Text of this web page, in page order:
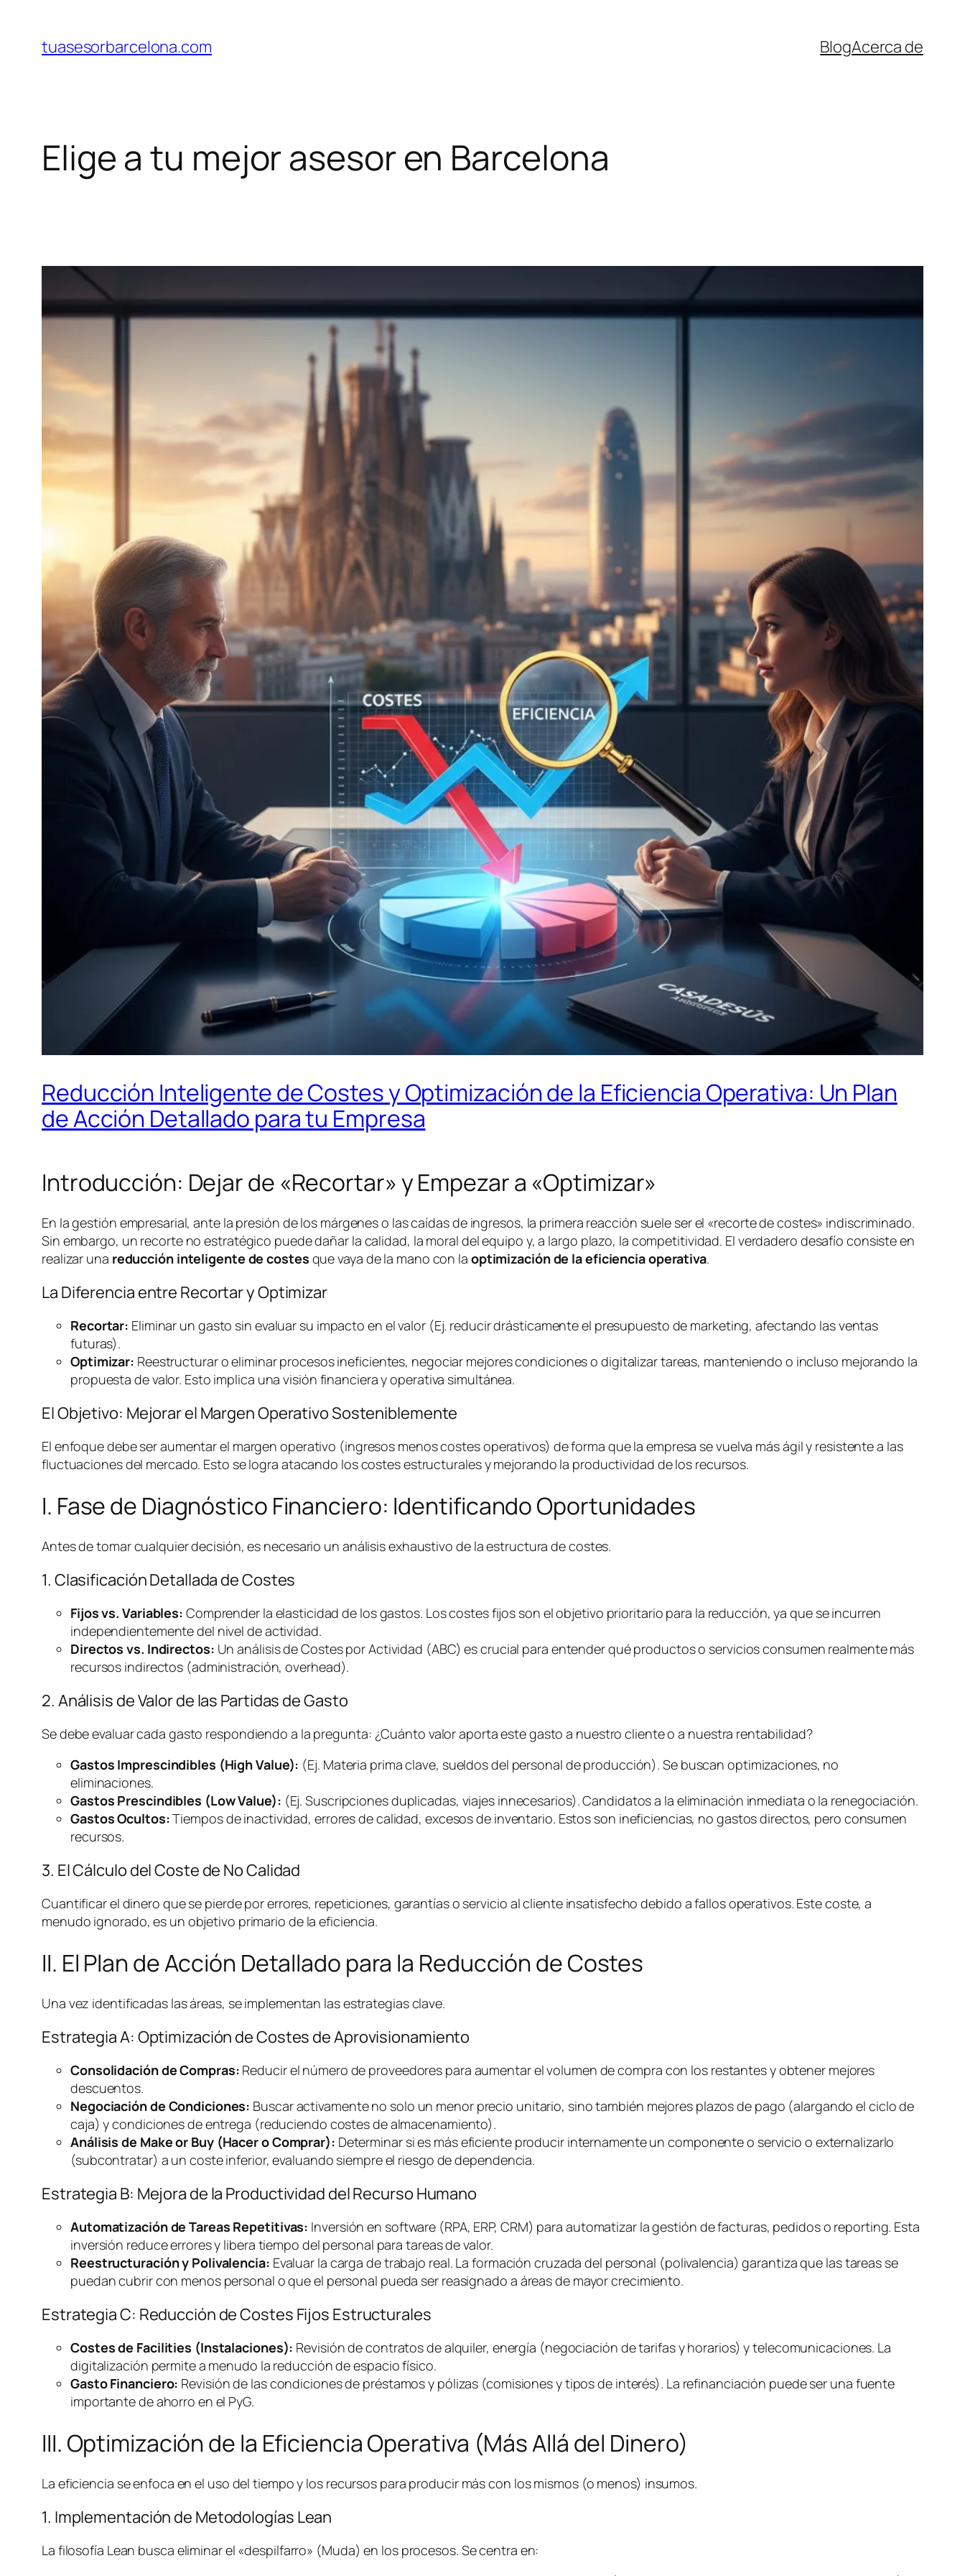
contenido
tuasesorbarcelona.com BlogAcerca de
Elige a tu mejor asesor en Barcelona
Reducción Inteligente de Costes y Optimización de la Eficiencia Operativa: Un Plan
de Acción Detallado para tu Empresa
Introducción: Dejar de «Recortar» y Empezar a «Optimizar»
En la gestión empresarial, ante la presión de los márgenes o las caídas de ingresos, la primera reacción suele ser el «recorte de costes» indiscriminado.
Sin embargo, un recorte no estratégico puede dañar la calidad, la moral del equipo y, a largo plazo, la competitividad. El verdadero desafío consiste en
realizar una reducción inteligente de costes que vaya de la mano con la optimización de la eficiencia operativa.
La Diferencia entre Recortar y Optimizar
Recortar: Eliminar un gasto sin evaluar su impacto en el valor (Ej. reducir drásticamente el presupuesto de marketing, afectando las ventas
futuras).
Optimizar: Reestructurar o eliminar procesos ineficientes, negociar mejores condiciones o digitalizar tareas, manteniendo o incluso mejorando la
propuesta de valor. Esto implica una visión financiera y operativa simultánea.
El Objetivo: Mejorar el Margen Operativo Sosteniblemente
El enfoque debe ser aumentar el margen operativo (ingresos menos costes operativos) de forma que la empresa se vuelva más ágil y resistente a las
fluctuaciones del mercado. Esto se logra atacando los costes estructurales y mejorando la productividad de los recursos.
I. Fase de Diagnóstico Financiero: Identificando Oportunidades
Antes de tomar cualquier decisión, es necesario un análisis exhaustivo de la estructura de costes.
1. Clasificación Detallada de Costes
Fijos vs. Variables: Comprender la elasticidad de los gastos. Los costes fijos son el objetivo prioritario para la reducción, ya que se incurren
independientemente del nivel de actividad.
Directos vs. Indirectos: Un análisis de Costes por Actividad (ABC) es crucial para entender qué productos o servicios consumen realmente más
recursos indirectos (administración,overhead).
2. Análisis de Valor de las Partidas de Gasto
Se debe evaluar cada gasto respondiendo a la pregunta: ¿Cuánto valor aporta este gasto a nuestro cliente o a nuestra rentabilidad?
Gastos Imprescindibles (High Value): (Ej. Materia prima clave, sueldos del personal de producción). Se buscan optimizaciones, no
eliminaciones.
Gastos Prescindibles (Low Value): (Ej. Suscripciones duplicadas, viajes innecesarios). Candidatos a la eliminación inmediata o la renegociación.
Gastos Ocultos:Tiempos de inactividad, errores de calidad, excesos de inventario. Estos son ineficiencias, no gastos directos, pero consumen
recursos.
3. El Cálculo del Coste de No Calidad
Cuantificar el dinero que se pierde por errores, repeticiones, garantías o servicio al cliente insatisfecho debido a fallos operativos. Este coste, a
menudo ignorado, es un objetivo primario de la eficiencia.
II. El Plan de Acción Detallado para la Reducción de Costes
Una vez identificadas las áreas, se implementan las estrategias clave.
Estrategia A: Optimización de Costes de Aprovisionamiento
Consolidación de Compras: Reducir el número de proveedores para aumentar el volumen de compra con los restantes y obtener mejores
descuentos.
Negociación de Condiciones: Buscar activamente no solo un menor precio unitario, sino también mejores plazos de pago (alargando el ciclo de
caja) y condiciones de entrega (reduciendo costes de almacenamiento).
Análisis de Make or Buy(Hacer o Comprar): Determinar si es más eficiente producir internamente un componente o servicio o externalizarlo
(subcontratar) a un coste inferior, evaluando siempre el riesgo de dependencia.
Estrategia B: Mejora de la Productividad del Recurso Humano
Automatización de Tareas Repetitivas: Inversión en software (RPA, ERP, CRM) para automatizar la gestión de facturas, pedidos o reporting. Esta
inversión reduce errores y libera tiempo del personal para tareas de valor.
Reestructuración y Polivalencia: Evaluar la carga de trabajo real. La formación cruzada del personal (polivalencia) garantiza que las tareas se
puedan cubrir con menos personal o que el personal pueda ser reasignado a áreas de mayor crecimiento.
Estrategia C: Reducción de Costes Fijos Estructurales
Costes de Facilities (Instalaciones): Revisión de contratos de alquiler, energía (negociación de tarifas y horarios) y telecomunicaciones. La
digitalización permite a menudo la reducción de espacio físico.
Gasto Financiero: Revisión de las condiciones de préstamos y pólizas (comisiones y tipos de interés). La refinanciación puede ser una fuente
importante de ahorro en el PyG.
III. Optimización de la Eficiencia Operativa (Más Allá del Dinero)
La eficiencia se enfoca en el uso del tiempo y los recursos para producir más con los mismos (o menos) insumos.
1. Implementación de Metodologías Lean
La filosofía Lean busca eliminar el «despilfarro» (Muda) en los procesos. Se centra en: